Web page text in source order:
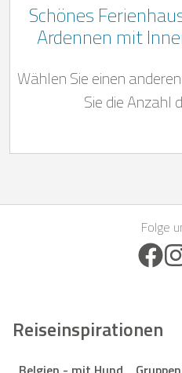
Schönes
Ardennen mit
Wählen Sie einen
Sie die Anzahl
Folge
Reiseinspirationen